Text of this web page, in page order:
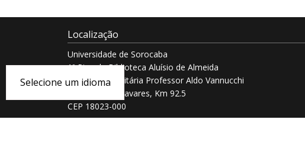
Selecione um idioma
Localização
Universidade de Sorocaba
1º Piso da Biblioteca Aluísio de Almeida
Cidade Universitária Professor Aldo Vannucchi
Rod. Raposo Tavares, Km 92.5
CEP 18023-000